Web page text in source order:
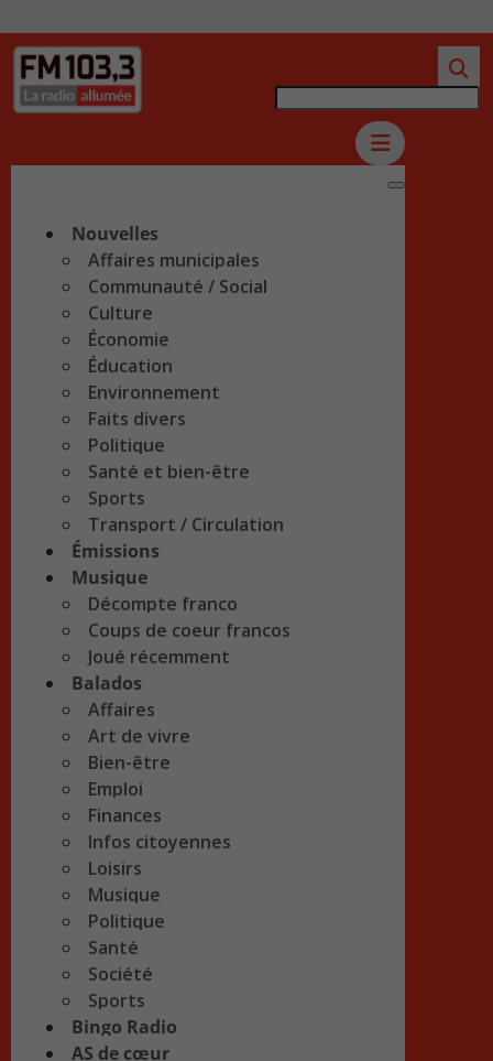
Nouvelles
Affaires municipales
Communauté / Social
Culture
Économie
Éducation
Environnement
Faits divers
Politique
Santé et bien-être
Sports
Transport / Circulation
Émissions
Musique
Décompte franco
Coups de coeur francos
Joué récemment
Balados
Affaires
Art de vivre
Bien-être
Emploi
Finances
Infos citoyennes
Loisirs
Musique
Politique
Santé
Société
Sports
Bingo Radio
AS de cœur